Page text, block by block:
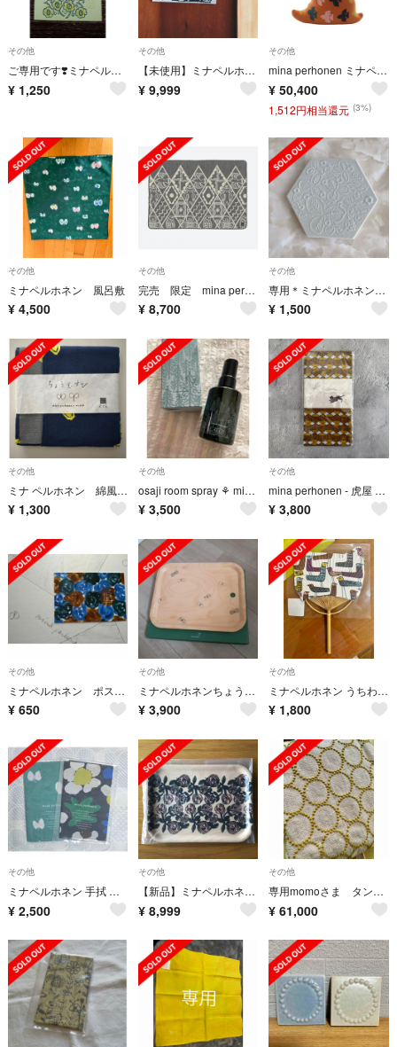
その他
ご専用です❣️ミナペルホネン shadow candy flowerポストカード
¥ 1,250
その他
【未使用】ミナペルホネン lifepuzzle ポスター
¥ 9,999
その他
mina perhonen ミナペルホネン その他雑貨 ウサギ クッション
¥ 50,400
1,512円相当還元 (3%)
その他
ミナペルホネン 風呂敷
¥ 4,500
その他
完売 限定 mina perhonen symphony XSサイズ グレー
¥ 8,700
その他
専用＊ミナペルホネンsometimes luckyタイル
¥ 1,500
その他
ミナ ペルホネン 綿風呂敷 両面 ちょうちょ ネイビーブルーバ
¥ 1,300
その他
osaji room spray ⚘ mina perhonen
¥ 3,500
その他
mina perhonen - 虎屋 風呂敷 2019年 限定品
¥ 3,800
その他
ミナペルホネン ポストカード glass flower 2024-25a/w
¥ 650
その他
ミナペルホネンちょうちょトレー
¥ 3,900
その他
ミナペルホネン うちわ キッズサイズ
¥ 1,800
その他
ミナペルホネン 手拭 marguerite &hana hane 新品・未使用
¥ 2,500
その他
【新品】ミナペルホネン トレイ rosy
¥ 8,999
その他
専用momoさま タンバリン brown × mustard
¥ 61,000